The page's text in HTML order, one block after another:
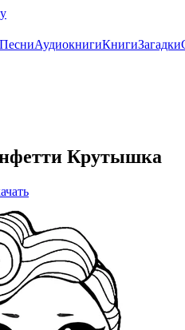
ПесниАудиокнигиКнигиЗагадки
Крутышка